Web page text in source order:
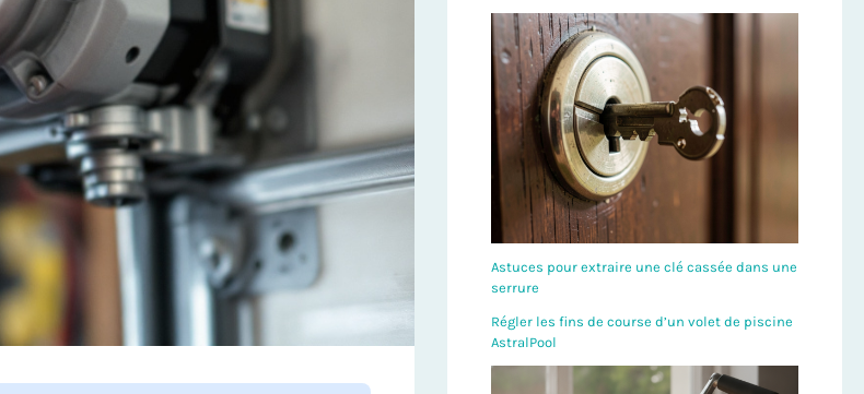
Astuces pour extraire une clé cassée dans une
serrure
Régler les fins de course d’un volet de piscine
AstralPool